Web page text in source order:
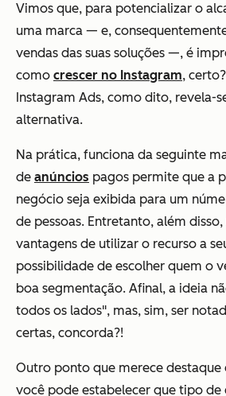
Vimos que, para potencializar o
uma marca — e,
vendas das suas soluções —, é
como crescer no Instagram,
Instagram Ads, como dito, revela-
alternativa.
Na prática, funciona da seguinte
de anúncios pagos permite que a
negócio seja exibida para um
de pessoas. Entretanto, além
vantagens de utilizar o recurso a
possibilidade de escolher quem o
boa segmentação. Afinal, a ideia
todos os lados", mas, sim, ser
certas, concorda?!
Outro ponto que merece destaque
você pode estabelecer que tipo de